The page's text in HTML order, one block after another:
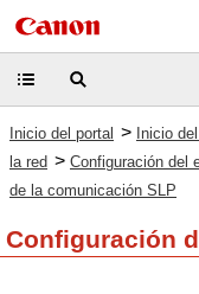
Inicio del portal > Inicio
la red > Configuración del
de la comunicación SLP
Configuración